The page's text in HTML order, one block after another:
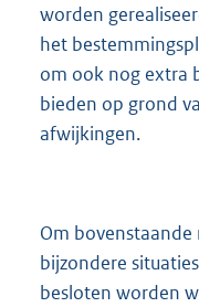
worden
het
om ook nog extra
bieden op grond
afwijkingen.
Om
bijzondere
besloten worden